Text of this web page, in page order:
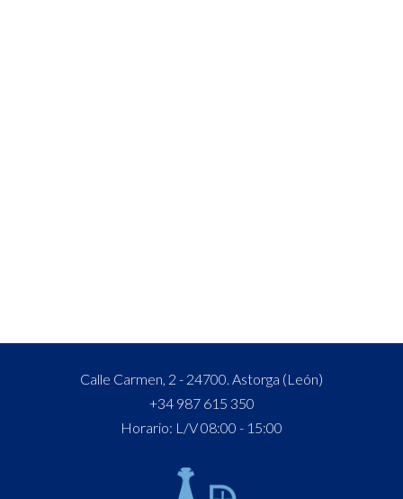
Calle Carmen, 2 - 24700. Astorga (León)
+34 987 615 350
Horario: L/V 08:00 - 15:00